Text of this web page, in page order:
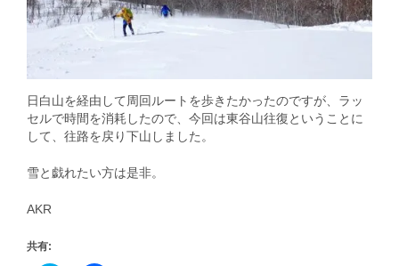
日白山を経由して周回ルートを歩きたかったのですが、ラッ
セルで時間を消耗したので、今回は東谷山往復ということに
して、往路を戻り下山しました。
雪と戯れたい方は是非。
AKR
共有: